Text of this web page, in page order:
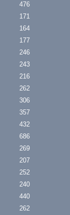
476
171
164
177
246
243
216
262
306
357
432
686
269
207
252
240
440
262